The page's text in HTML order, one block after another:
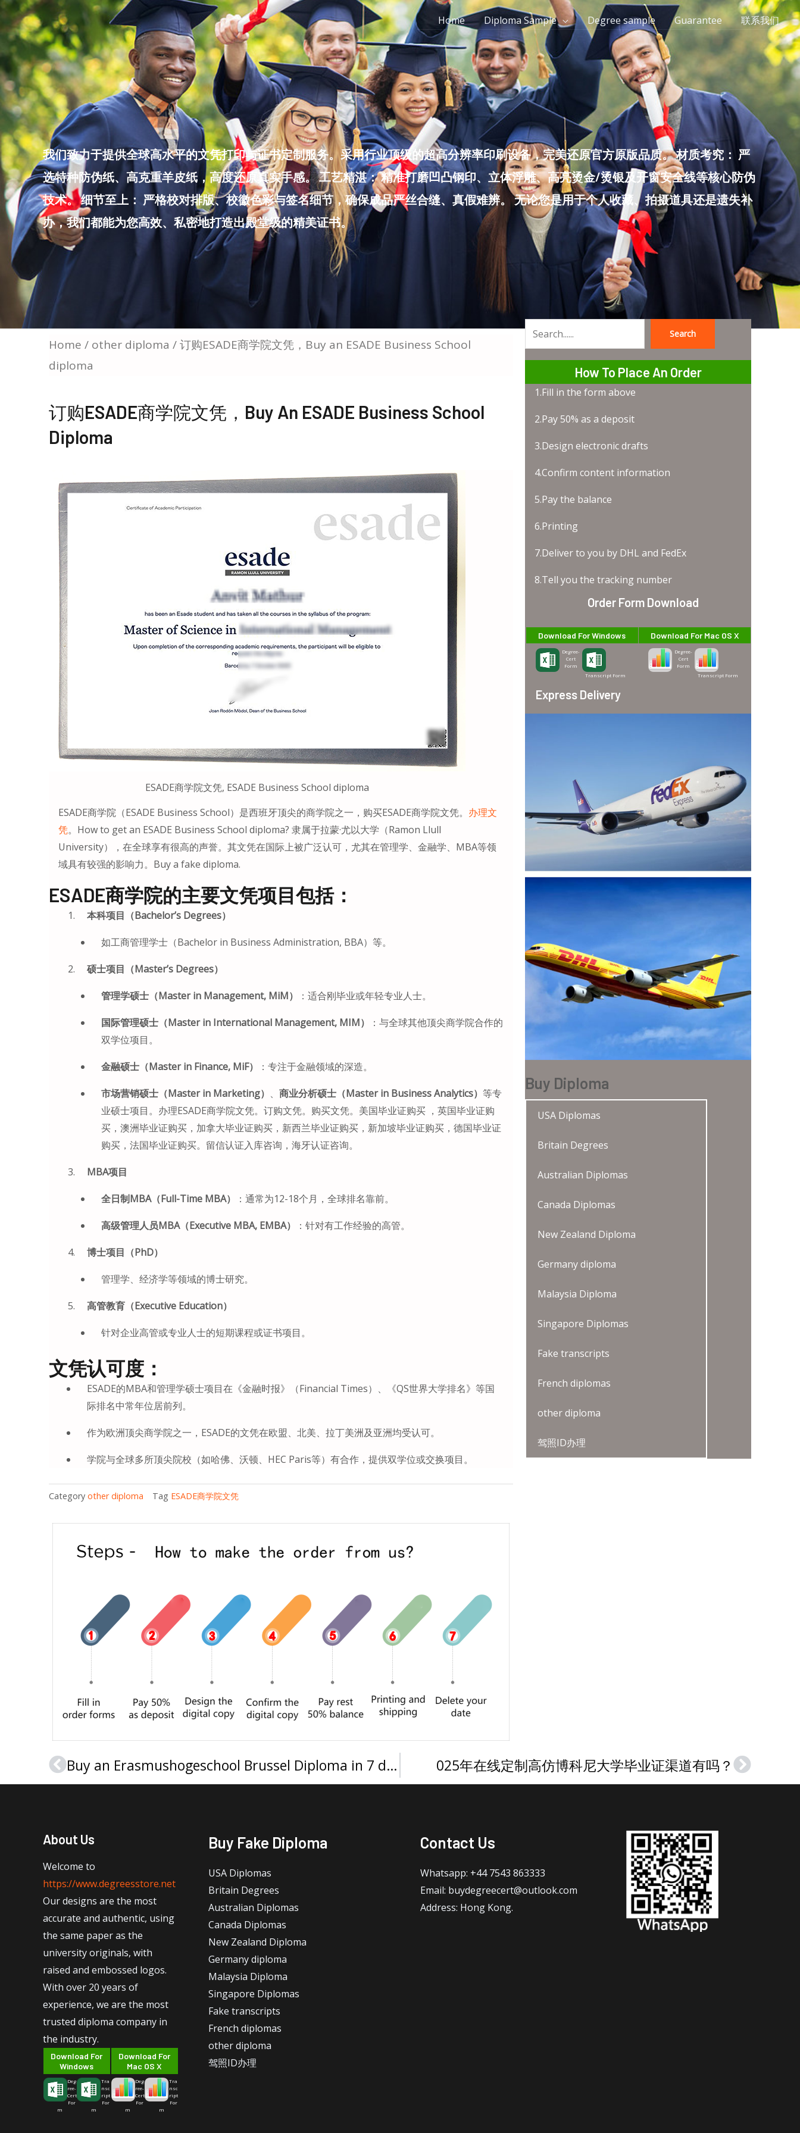
Skip
to
content
Home Diploma Sample Degree sample Guarantee 联系我们
我们致力于提供全球高水平的文凭打印与证书定制服务。采用行业顶级的超高分辨率印刷设备，完美还原官方原版品质。 材质考究： 严
选特种防伪纸、高克重羊皮纸，高度还原真实手感。 工艺精湛： 精准打磨凹凸钢印、立体浮雕、高亮烫金/烫银及开窗安全线等核心防伪
技术。 细节至上： 严格校对排版、校徽色彩与签名细节，确保成品严丝合缝、真假难辨。 无论您是用于个人收藏、拍摄道具还是遗失补
办，我们都能为您高效、私密地打造出殿堂级的精美证书。
Home / other diploma / 订购ESADE商学院文凭，Buy an ESADE Business School
diploma
订购ESADE商学院文凭，Buy An ESADE Business School
Diploma
ESADE商学院文凭, ESADE Business School diploma
ESADE商学院（ESADE Business School）是西班牙顶尖的商学院之一，购买ESADE商学院文凭。 办理文
凭。How to get an ESADE Business School diploma? 隶属于拉蒙·尤以大学（Ramon Llull
University），在全球享有很高的声誉。其文凭在国际上被广泛认可，尤其在管理学、金融学、MBA等领
域具有较强的影响力。Buy a fake diploma.
ESADE商学院的主要文凭项目包括：
本科项目（Bachelor’s Degrees）
如工商管理学士（Bachelor in Business Administration, BBA）等。
硕士项目（Master’s Degrees）
管理学硕士（Master in Management, MiM） ：适合刚毕业或年轻专业人士。
国际管理硕士（Master in International Management, MIM）
：与全球其他顶尖商学院合作的
双学位项目。
金融硕士（Master in Finance, MiF） ：专注于金融领域的深造。
市场营销硕士（Master in Marketing） 、 商业分析硕士（Master in Business Analytics） 等专
业硕士项目。办理ESADE商学院文凭。订购文凭。购买文凭。美国毕业证购买 ，英国毕业证购
买，澳洲毕业证购买，加拿大毕业证购买，新西兰毕业证购买，新加坡毕业证购买，德国毕业证
购买，法国毕业证购买。留信认证入库咨询，海牙认证咨询。
MBA项目
全日制MBA（Full-Time MBA） ：通常为12-18个月，全球排名靠前。
高级管理人员MBA（Executive MBA, EMBA） ：针对有工作经验的高管。
博士项目（PhD）
管理学、经济学等领域的博士研究。
高管教育（Executive Education）
针对企业高管或专业人士的短期课程或证书项目。
文凭认可度：
ESADE的MBA和管理学硕士项目在《金融时报》（Financial Times）、《QS世界大学排名》等国
际排名中常年位居前列。
作为欧洲顶尖商学院之一，ESADE的文凭在欧盟、北美、拉丁美洲及亚洲均受认可。
学院与全球多所顶尖院校（如哈佛、沃顿、HEC Paris等）有合作，提供双学位或交换项目。
Category other diploma Tag ESADE商学院文凭
Search
How To Place An Order
1.Fill in the form above
2.Pay 50% as a deposit
3.Design electronic drafts
4.Confirm content information
5.Pay the balance
6.Printing
7.Deliver to you by DHL and FedEx
8.Tell you the tracking number
Order Form Download
Download For Windows
Degree-
Cert
Form
Transcript Form
Download For Mac OS X
Degree-
Cert
Form
Transcript Form
Express Delivery
Buy Diploma
USA Diplomas
Britain Degrees
Australian Diplomas
Canada Diplomas
New Zealand Diploma
Germany diploma
Malaysia Diploma
Singapore Diplomas
Fake transcripts
French diplomas
other diploma
驾照ID办理
Prev Buy an Erasmushogeschool Brussel Diploma in 7 days 025年在线定制高仿博科尼大学毕业证渠道有吗？Next
About Us
Welcome to
https://www.degreesstore.net
Our designs are the most
accurate and authentic, using
the same paper as the
university originals, with
raised and embossed logos.
With over 20 years of
experience, we are the most
trusted diploma company in
the industry.
Download For
Windows
Deg
ree-
Cert
For
m
Tra
nsc
ript
For
m
Download For
Mac OS X
Deg
ree-
Cert
For
m
Tra
nsc
ript
For
m
Buy Fake Diploma
USA Diplomas
Britain Degrees
Australian Diplomas
Canada Diplomas
New Zealand Diploma
Germany diploma
Malaysia Diploma
Singapore Diplomas
Fake transcripts
French diplomas
other diploma
驾照ID办理
Contact Us
Whatsapp: +44 7543 863333
Email: buydegreecert@outlook.com
Address: Hong Kong.